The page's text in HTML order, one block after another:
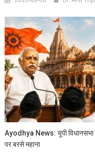
Ayodhya News: यूपी विधानसभा
पर बरसे महाना